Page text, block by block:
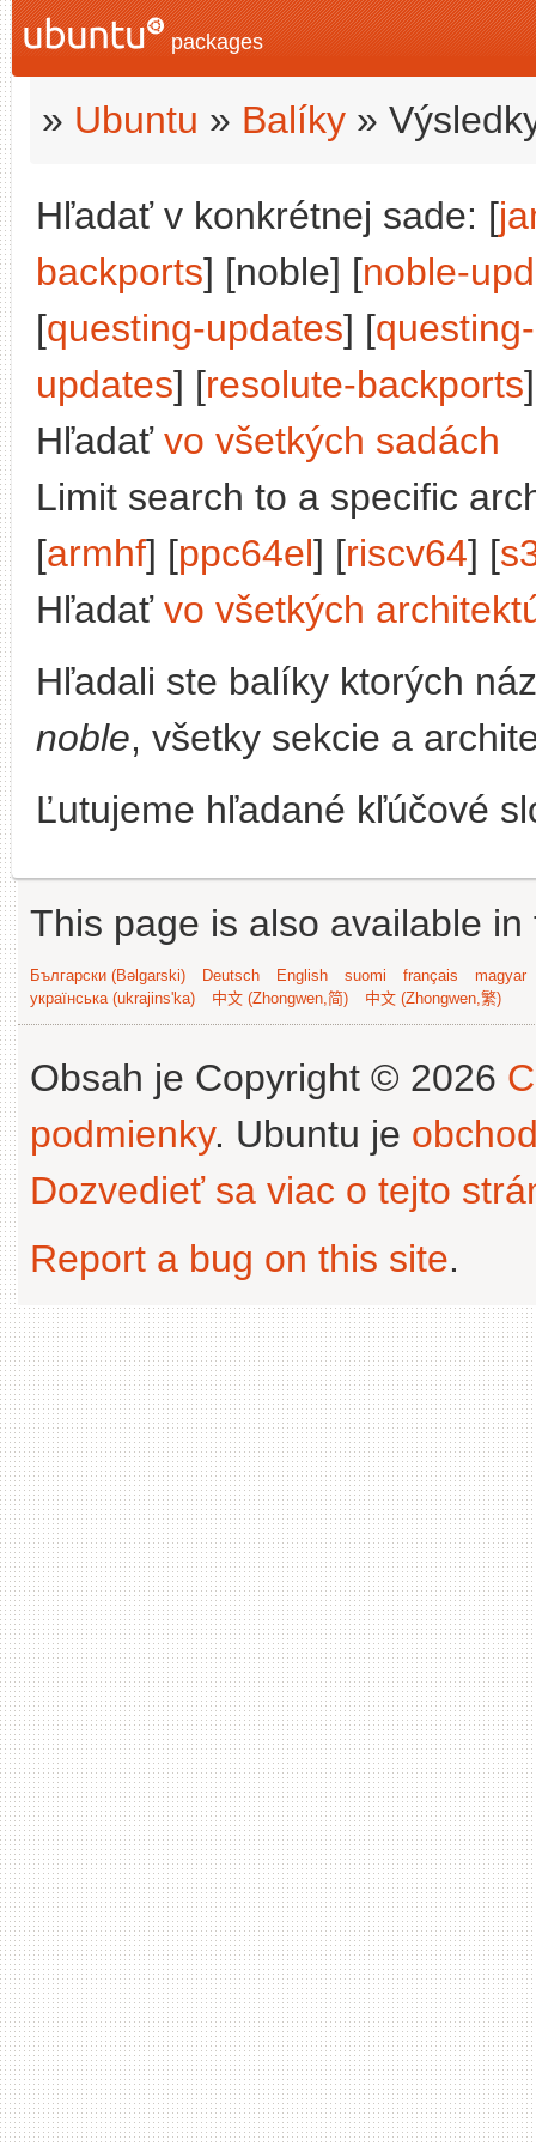
packages
» Ubuntu » Balíky »
Hľadať v konkrétnej sade: [
backports] [noble] [noble-
[questing-updates] [
updates] [resolute-backports
Hľadať vo všetkých sadách
Limit search to a specific
[armhf] [ppc64el] [riscv64] [
Hľadať vo všetkých
Hľadali ste balíky ktorých
noble, všetky sekcie a
Ľutujeme hľadané kľúčové
This page is also available
Български (Bəlgarski) Deutsch English suomi français
magyar
українська (ukrajins'ka)
中文 (Zhongwen,简) 中文 (Zhongwen,繁)
Obsah je Copyright © 2026
podmienky. Ubuntu je
Dozvedieť sa viac o tejto
Report a bug on this site.